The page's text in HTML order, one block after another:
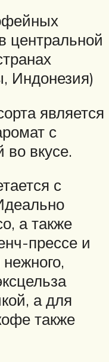
центральной
Индонезия)
является
с
вкусе.
с
а также
прессе и
а для
также